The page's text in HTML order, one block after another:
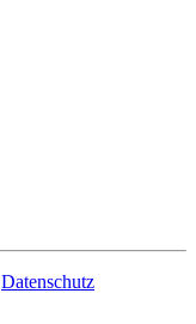
Datenschutz